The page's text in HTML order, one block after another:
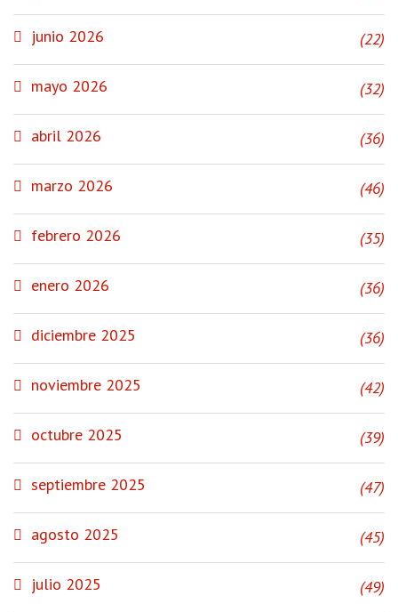
junio 2026 (22)
mayo 2026 (32)
abril 2026 (36)
marzo 2026 (46)
febrero 2026 (35)
enero 2026 (36)
diciembre 2025 (36)
noviembre 2025 (42)
octubre 2025 (39)
septiembre 2025 (47)
agosto 2025 (45)
julio 2025 (49)